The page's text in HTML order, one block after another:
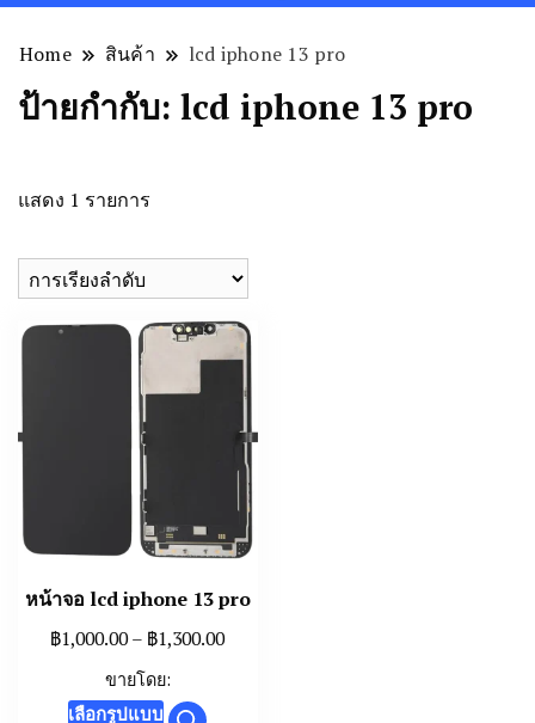
Home สินค้า lcd iphone 13 pro
ป้ายกำกับ: lcd iphone 13 pro
แสดง 1 รายการ
หน้าจอ lcd iphone 13 pro
฿1,000.00– ฿1,300.00Price
ขายโดย:
เลือกรูปแบบ This